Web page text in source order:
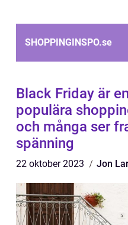
SHOPPINGINSPO.se
Black Friday är
populära
och många ser
spänning
22 oktober 2023 Jon